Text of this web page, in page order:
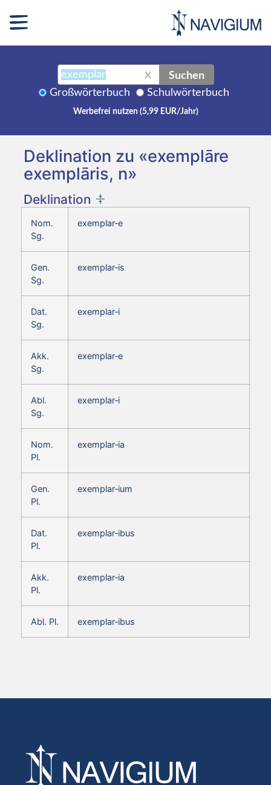
X Suchen
Großwörterbuch Schulwörterbuch
Werbefrei nutzen (5,99 EUR/Jahr)
Deklination zu «exemplāre
exemplāris, n»
Deklination
Nom.
Sg.
exemplar‑e
Gen.
Sg.
exemplar‑is
Dat.
Sg.
exemplar‑i
Akk.
Sg.
exemplar‑e
Abl.
Sg.
exemplar‑i
Nom.
Pl.
exemplar‑ia
Gen.
Pl.
exemplar‑ium
Dat.
Pl.
exemplar‑ibus
Akk.
Pl.
exemplar‑ia
Abl. Pl. exemplar‑ibus